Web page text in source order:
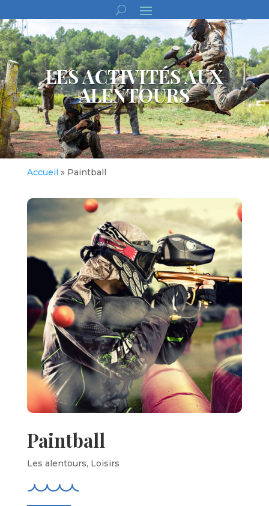
LES ACTIVITÉS AUX
ALENTOURS
Accueil » Paintball
Paintball
Les alentours, Loisirs